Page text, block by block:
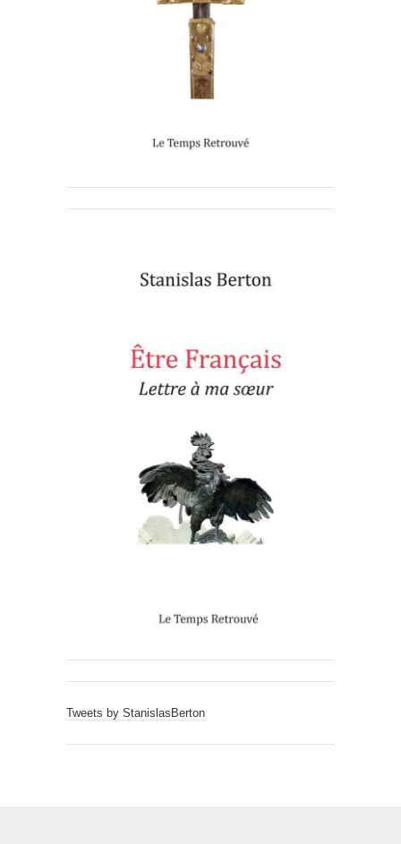
Tweets by StanislasBerton